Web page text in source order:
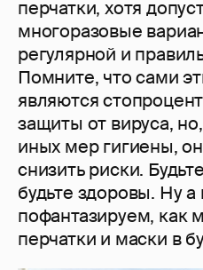
перчатки, хотя
многоразовые
регулярной и
Помните, что сами
являются
защиты от вируса,
иных мер гигиены,
снизить риски.
будьте здоровы. Ну
пофантазируем, как
перчатки и маски в